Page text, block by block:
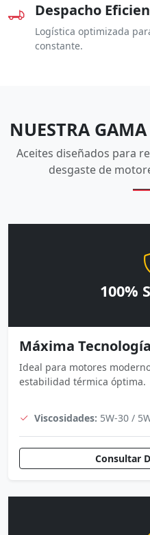
Despacho
Logística optimizada
constante.
NUESTRA GAMA
Aceites diseñados para
desgaste de
100%
Máxima Tecnología
Ideal para motores
estabilidad térmica óptima.
Viscosidades: 5W-30 /
Consultar